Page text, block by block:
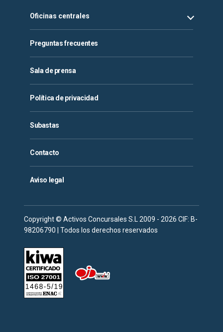
Oficinas centrales
Preguntas frecuentes
Sala de prensa
Política de privacidad
Subastas
Contacto
Aviso legal
Copyright © Activos Concursales S.L 2009 - 2026 CIF: B-
98206790 | Todos los derechos reservados